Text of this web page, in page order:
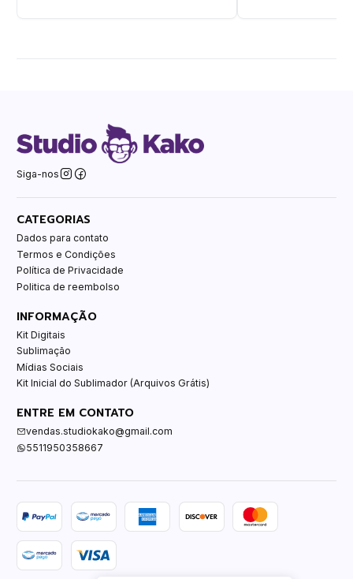
Siga-nos
CATEGORIAS
Dados para contato
Termos e Condições
Política de Privacidade
Politica de reembolso
INFORMAÇÃO
Kit Digitais
Sublimação
Mídias Sociais
Kit Inicial do Sublimador (Arquivos Grátis)
ENTRE EM CONTATO
vendas.studiokako@gmail.com
5511950358667